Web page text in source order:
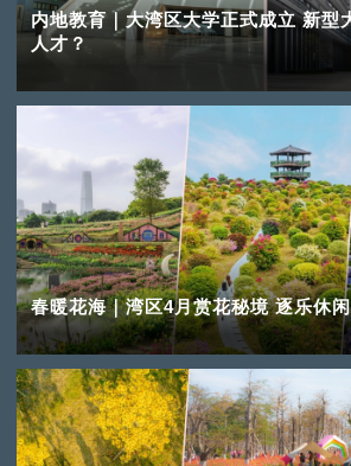
内地教育｜大湾区大学正式成立 新型
人才？
春暖花海｜湾区4月赏花秘境 逐乐休